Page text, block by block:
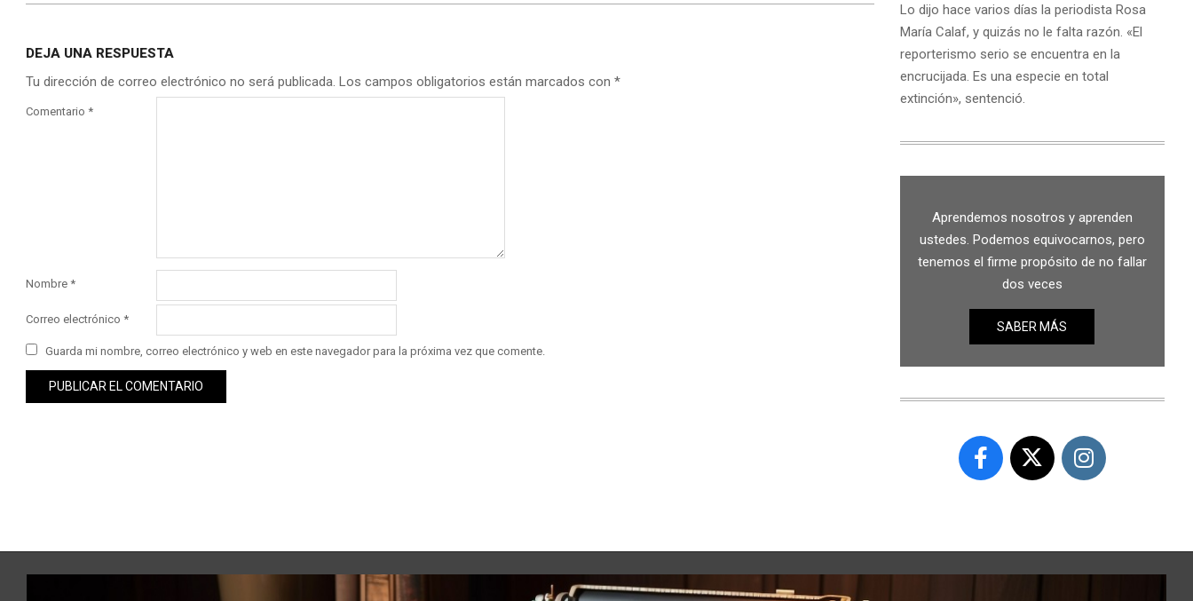
DEJA UNA RESPUESTA
Tu dirección de correo electrónico no será publicada. Los campos obligatorios están marcados con *
Comentario *
Nombre *
Correo electrónico *
Guarda mi nombre, correo electrónico y web en este navegador para la próxima vez que comente.
Lo dijo hace varios días la periodista Rosa
María Calaf, y quizás no le falta razón. «El
reporterismo serio se encuentra en la
encrucijada. Es una especie en total
extinción», sentenció.
Aprendemos nosotros y aprenden
ustedes. Podemos equivocarnos, pero
tenemos el firme propósito de no fallar
dos veces
SABER MÁS